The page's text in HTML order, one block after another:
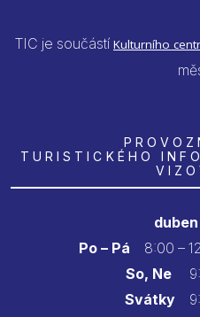
TIC je součástí Kulturního
TURISTICKÉHO
Po – Pá
8:00 –
So, Ne
Svátky